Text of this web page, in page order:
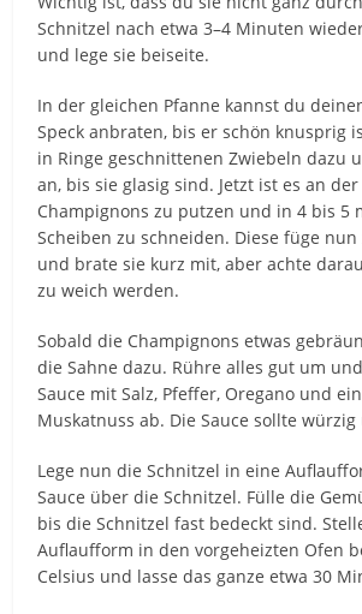
Schnitzel nach etwa 3–4 Minuten
und lege sie beiseite.
In der gleichen Pfanne kannst du
Speck anbraten, bis er schön knusprig
in Ringe geschnittenen Zwiebeln dazu
an, bis sie glasig sind. Jetzt ist es an
Champignons zu putzen und in 4 bis 5
Scheiben zu schneiden. Diese füge
und brate sie kurz mit, aber achte
zu weich werden.
Sobald die Champignons etwas
die Sahne dazu. Rühre alles gut um
Sauce mit Salz, Pfeffer, Oregano und
Muskatnuss ab. Die Sauce sollte
Lege nun die Schnitzel in eine
Sauce über die Schnitzel. Fülle die
bis die Schnitzel fast bedeckt sind.
Auflaufform in den vorgeheizten Ofen
Celsius und lasse das ganze etwa 30